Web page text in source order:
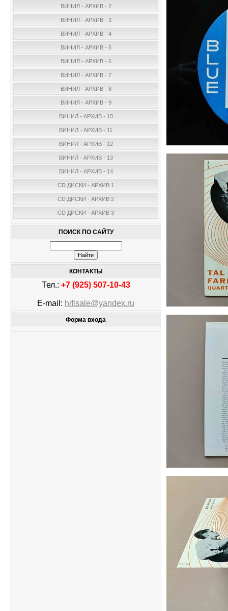
ВИНИЛ - АРХИВ - 2
ВИНИЛ - АРХИВ - 3
ВИНИЛ - АРХИВ - 4
ВИНИЛ - АРХИВ - 5
ВИНИЛ - АРХИВ - 6
ВИНИЛ - АРХИВ - 7
ВИНИЛ - АРХИВ - 8
ВИНИЛ - АРХИВ - 9
ВИНИЛ - АРХИВ - 10
ВИНИЛ - АРХИВ - 11
ВИНИЛ - АРХИВ - 12
ВИНИЛ - АРХИВ - 13
ВИНИЛ - АРХИВ - 14
CD ДИСКИ - АРХИВ 1
CD ДИСКИ - АРХИВ 2
CD ДИСКИ - АРХИВ 3
ПОИСК ПО САЙТУ
КОНТАКТЫ
Тел.: +7 (925) 507-10-43
E-mail: hifisale@yandex.ru
Форма входа